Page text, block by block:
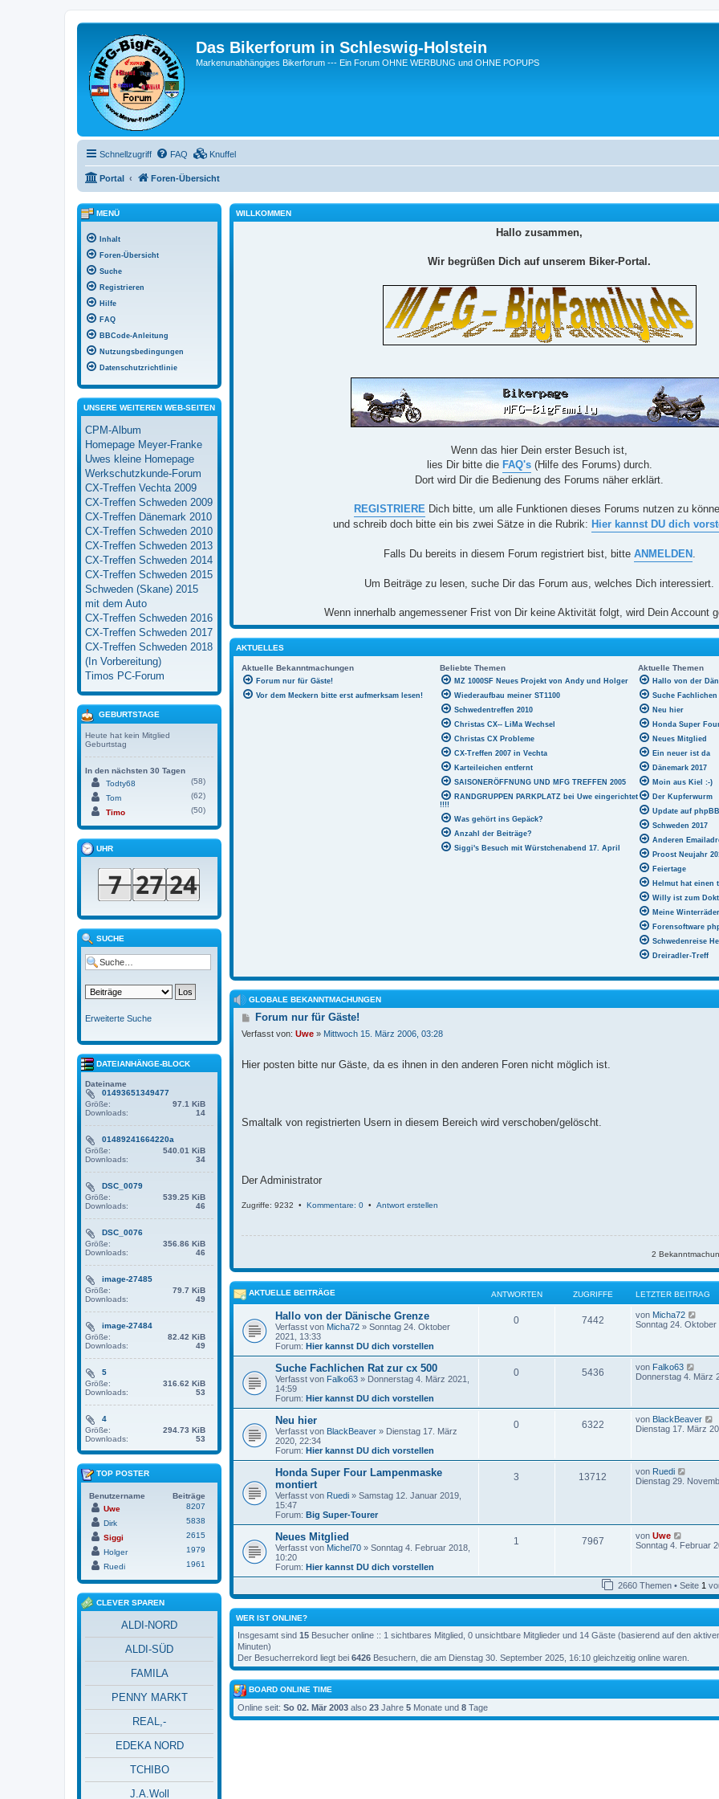
Das Bikerforum in Schleswig-Holstein
Markenunabhängiges Bikerforum --- Ein Forum OHNE WERBUNG und OHNE POPUPS
Schnellzugriff FAQ Knuffel
Portal Foren-Übersicht
WILLKOMMEN
Hallo zusammen,
Wir begrüßen Dich auf unserem Biker-Portal.
Wenn das hier Dein erster Besuch ist,
lies Dir bitte die FAQ's(Hilfe des Forums) durch.
Dort wird Dir die Bedienung des Forums näher erklärt.
REGISTRIEREDich bitte, um alle Funktionen dieses Forums nutzen zu
und schreib doch bitte ein bis zwei Sätze in die Rubrik: Hier kannst DU dich
Falls Du bereits in diesem Forum registriert bist, bitte ANMELDEN .
Um Beiträge zu lesen, suche Dir das Forum aus, welches Dich interessiert.
Wenn innerhalb angemessener Frist von Dir keine Aktivität folgt, wird Dein Account
AKTUELLES
Aktuelle Bekanntmachungen Beliebte Themen Aktuelle Themen
Forum nur für Gäste!
Vor dem Meckern bitte erst aufmerksam lesen!
MZ 1000SF Neues Projekt von Andy und Holger
Wiederaufbau meiner ST1100
Schwedentreffen 2010
Christas CX-- LiMa Wechsel
Christas CX Probleme
CX-Treffen 2007 in Vechta
Karteileichen entfernt
SAISONERÖFFNUNG UND MFG TREFFEN 2005
RANDGRUPPEN PARKPLATZ bei Uwe eingerichtet
!!!!
Was gehört ins Gepäck?
Anzahl der Beiträge?
Siggi's Besuch mit Würstchenabend 17. April
Hallo von der
Suche Fachlichen
Neu hier
Honda Super
Neues Mitglied
Ein neuer ist da
Dänemark 2017
Moin aus Kiel :-)
Der Kupferwurm
Update auf
Schweden 2017
Anderen
Proost Neujahr
Feiertage
Helmut hat einen
Willy ist zum
Meine Winterräder
Forensoftware
Schwedenreise
Dreiradler-Treff
GLOBALE BEKANNTMACHUNGEN
B
e
i
r
Forum nur für Gäste!
Verfasst von: Uwe » Mittwoch 15. März 2006, 03:28
Hier posten bitte nur Gäste, da es ihnen in den anderen Foren nicht möglich ist.
Smaltalk von registrierten Usern in diesem Bereich wird verschoben/gelöscht.
Der Administrator
Zugriffe: 9232 • Kommentare: 0 • Antwort erstellen
2
AKTUELLE BEITRÄGE ANTWORTEN ZUGRIFFE LETZTER BEITRAG
Hallo von der Dänische Grenze
Verfasst von Micha72 » Sonntag 24. Oktober
2021, 13:33
Forum: Hier kannst DU dich vorstellen
0 7442 von Micha72
e
e
r
i
t
r
Sonntag 24. Oktober
Suche Fachlichen Rat zur cx 500
Verfasst von Falko63 » Donnerstag 4. März 2021,
14:59
Forum: Hier kannst DU dich vorstellen
0 5436 von Falko63
e
e
r
i
r
Donnerstag 4. März
Neu hier
Verfasst von BlackBeaver » Dienstag 17. März
2020, 22:34
Forum: Hier kannst DU dich vorstellen
0 6322 von BlackBeaver
e
e
r
t
a
Dienstag 17. März
Honda Super Four Lampenmaske
montiert
Verfasst von Ruedi » Samstag 12. Januar 2019,
15:47
Forum: Big Super-Tourer
3 13712 von Ruedi
e
B
t
r
a
Dienstag 29.
Neues Mitglied
Verfasst von Michel70 » Sonntag 4. Februar 2018,
10:20
Forum: Hier kannst DU dich vorstellen
1 7967 von Uwe
e
t
e
B
t
a
g
Sonntag 4. Februar
2660 Themen • Seite 1
WER IST ONLINE?
Insgesamt sind 15 Besucher online :: 1 sichtbares Mitglied, 0 unsichtbare Mitglieder und 14 Gäste (basierend auf den
Minuten)
Der Besucherrekord liegt bei 6426 Besuchern, die am Dienstag 30. September 2025, 16:10 gleichzeitig online waren.
BOARD ONLINE TIME
Online seit: So 02. Mär 2003 also 23 Jahre 5 Monate und 8 Tage
MENÜ
Inhalt
Foren-Übersicht
Suche
Registrieren
Hilfe
FAQ
BBCode-Anleitung
Nutzungsbedingungen
Datenschutzrichtlinie
UNSERE WEITEREN WEB-SEITEN
CPM-Album
Homepage Meyer-Franke
Uwes kleine Homepage
Werkschutzkunde-Forum
CX-Treffen Vechta 2009
CX-Treffen Schweden 2009
CX-Treffen Dänemark 2010
CX-Treffen Schweden 2010
CX-Treffen Schweden 2013
CX-Treffen Schweden 2014
CX-Treffen Schweden 2015
Schweden (Skane) 2015
mit dem Auto
CX-Treffen Schweden 2016
CX-Treffen Schweden 2017
CX-Treffen Schweden 2018
(In Vorbereitung)
Timos PC-Forum
GEBURTSTAGE
Heute hat kein Mitglied
Geburtstag
In den nächsten 30 Tagen
Todty68
(58)
Tom
(62)
Timo
(50)
UHR
SUCHE
Erweiterte Suche
DATEIANHÄNGE-BLOCK
Dateiname
01493651349477
Größe:
97.1 KiB
Downloads:
14
01489241664220a
Größe:
540.01 KiB
Downloads:
34
DSC_0079
Größe:
539.25 KiB
Downloads:
46
DSC_0076
Größe:
356.86 KiB
Downloads:
46
image-27485
Größe:
79.7 KiB
Downloads:
49
image-27484
Größe:
82.42 KiB
Downloads:
49
5
Größe:
316.62 KiB
Downloads:
53
4
Größe:
294.73 KiB
Downloads:
53
TOP POSTER
Benutzername
Beiträge
Uwe
8207
Dirk
5838
Siggi
2615
Holger
1979
Ruedi
1961
CLEVER SPAREN
ALDI-NORD
ALDI-SÜD
FAMILA
PENNY MARKT
REAL,-
EDEKA NORD
TCHIBO
J.A.Woll